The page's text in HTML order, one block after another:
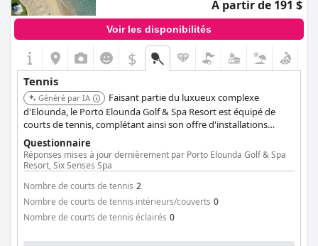
À partir de 191 $
Voir les disponibilités
$
Tennis
Généré par IA
Faisant partie du luxueux complexe
d'Elounda, le Porto Elounda Golf & Spa Resort est équipé de
courts de tennis, complétant ainsi son offre d'installations
sportives et de bien-être.
Questionnaire
Réponses mises à jour dernièrement par Porto Elounda Golf & Spa
Resort, Six Senses Spa
Nombre de courts de tennis 2
Nombre de courts de tennis intérieurs/couverts 0
Nombre de courts de tennis éclairés 0